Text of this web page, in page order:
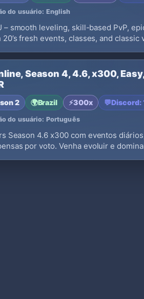
do usuário: English
– smooth leveling, skill-based PvP,
20’s fresh events, classes, and
Season 4, 4.6, x300,
2 🌍Brazil ⚡300x 💬Discord:
do usuário: Português
Season 4.6 x300 com eventos
por voto. Venha evoluir e